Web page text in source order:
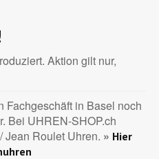
Aktion gilt nur,
Fachgeschäft in Basel noch
Bei UHREN-SHOP.ch
Jean Roulet Uhren. » Hier